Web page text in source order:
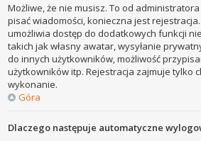
Możliwe, że nie musisz. To od
pisać wiadomości, konieczna jest
umożliwia dostęp do dodatkowych funkcji
takich jak własny awatar, wysyłanie
do innych użytkowników, możliwość
użytkowników itp. Rejestracja zajmuje tylko
wykonanie.
Góra
Dlaczego następuje automatyczne